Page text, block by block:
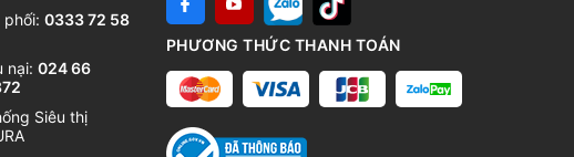
phối:0333 72 58
nại:024 66
Siêu thị
PHƯƠNG THỨC THANH TOÁN